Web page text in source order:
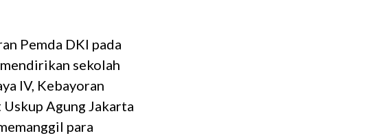
Pemda DKI pada
sekolah
IV, Kebayoran
Agung Jakarta
para